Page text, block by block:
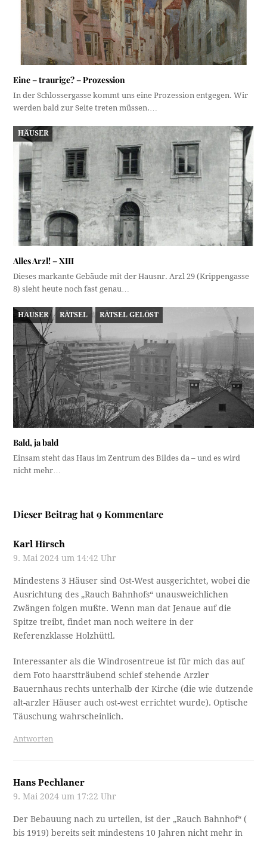
Eine – traurige? – Prozession
In der Schlossergasse kommt uns eine Prozession entgegen. Wir
werden bald zur Seite treten müssen.…
HÄUSER
Alles Arzl! – XIII
Dieses markante Gebäude mit der Hausnr. Arzl 29 (Krippengasse
8) sieht heute noch fast genau…
HÄUSER RÄTSEL RÄTSEL GELÖST
Bald, ja bald
Einsam steht das Haus im Zentrum des Bildes da – und es wird
nicht mehr…
Dieser Beitrag hat 9 Kommentare
Karl Hirsch
9. Mai 2024 um 14:42 Uhr
Mindestens 3 Häuser sind Ost-West ausgerichtet, wobei die
Ausrichtung des „Rauch Bahnhofs“ unausweichlichen
Zwängen folgen mußte. Wenn man dat Jenaue auf die
Spitze treibt, findet man noch weitere in der
Referenzklasse Holzhüttl.
Interessanter als die Windrosentreue ist für mich das auf
dem Foto haarstträubend schief stehende Arzler
Bauernhaus rechts unterhalb der Kirche (die wie dutzende
alt-arzler Häuser auch ost-west errichtet wurde). Optische
Täuschung wahrscheinlich.
Antworten
Hans Pechlaner
9. Mai 2024 um 17:22 Uhr
Der Bebauung nach zu urteilen, ist der „Rauch Bahnhof“ (
bis 1919) bereits seit mindestens 10 Jahren nicht mehr in